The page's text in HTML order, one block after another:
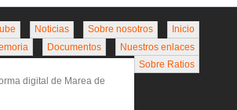
Inicio
Sobre nosotros
Noticias
Nuestros enlaces
Documentos
Sobre Ratios
digital de Marea de